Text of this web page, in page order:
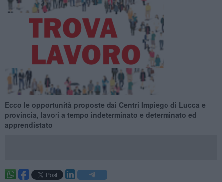
Ecco le opportunità proposte dai Centri Impiego di Lucca e
provincia, lavori a tempo indeterminato e determinato ed
apprendistato